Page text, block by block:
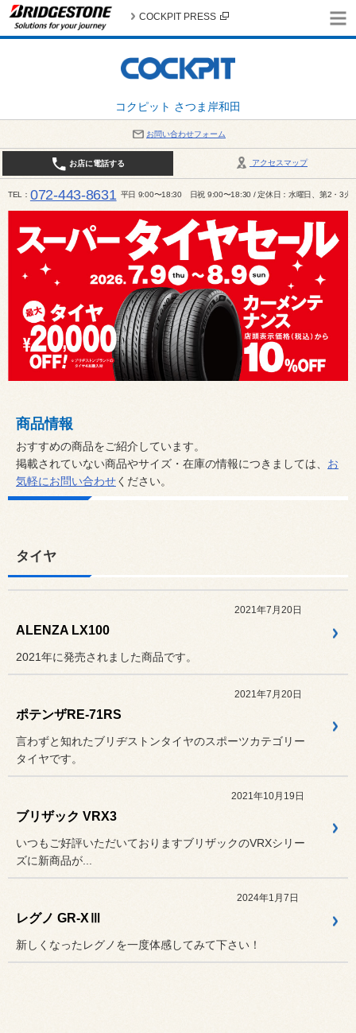
コクピット さつま岸和田
COCKPIT PRESS
お問い合わせフォーム
アクセスマップ
お店に電話する
TEL 072-443-8631 平日 9:00〜18:30 日祝 9:00〜18:30 / 定休日：水曜日、第2・3火
商品情報
おすすめの商品をご紹介しています。
掲載されていない商品やサイズ・在庫の情報につきましては、 お
気軽にお問い合わせください。
タイヤ
2021年7月20日
ALENZA LX100
2021年に発売されました商品です。
2021年7月20日
ポテンザRE-71RS
言わずと知れたブリヂストンタイヤのスポーツカテゴリー
タイヤです。
2021年10月19日
ブリザック VRX3
いつもご好評いただいておりますブリザックのVRXシリー
ズに新商品が...
2024年1月7日
レグノ GR-XⅢ
新しくなったレグノを一度体感してみて下さい！